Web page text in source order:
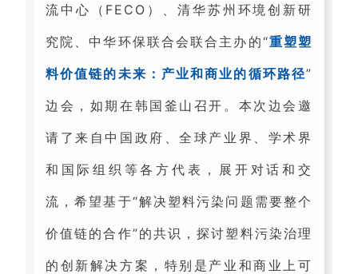
流中心（FECO）、清华苏州环境创新研
究院、中华环保联合会联合主办的“重塑塑
料价值链的未来：产业和商业的循环路径”
边会，如期在韩国釜山召开。本次边会邀
请了来自中国政府、全球产业界、学术界
和国际组织等各方代表，展开对话和交
流，希望基于“解决塑料污染问题需要整个
价值链的合作”的共识，探讨塑料污染治理
的创新解决方案，特别是产业和商业上可